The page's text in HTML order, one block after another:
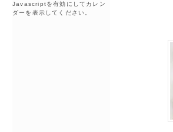
Javascriptを有効にしてカレン
ダーを表示してください。